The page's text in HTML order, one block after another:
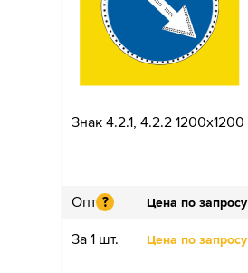
Знак 4.2.1, 4.2.2 1200x1200
Опт ? Цена по запросу
За 1 шт. Цена по запросу